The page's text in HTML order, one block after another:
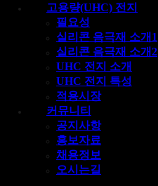
고용량(UHC) 전지
필요성
실리콘 음극재 소개1
실리콘 음극재 소개2
UHC 전지 소개
UHC 전지 특성
적용시장
커뮤니티
공지사항
홍보자료
채용정보
오시는길
공지사항
홍보자료
채용정보
오시는길